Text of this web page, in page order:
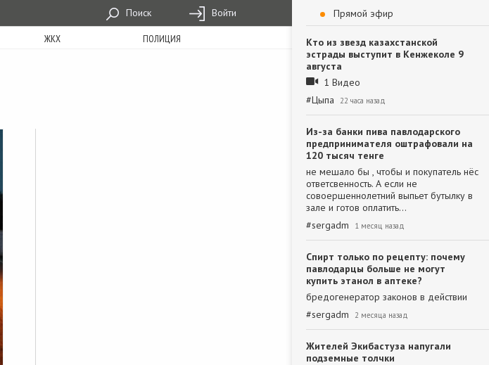
Поиск Войти
ЖКХ ПОЛИЦИЯ
Прямой эфир
Кто из звезд казахстанской
эстрады выступит в Кенжеколе 9
августа
1 Видео
#Цыпа 22 часа назад
Из-за банки пива павлодарского
предпринимателя оштрафовали на
120 тысяч тенге
не мешало бы , чтобы и покупатель нёс
ответсвенность. А если не
совоершеннолетний выпьет бутылку в
зале и готов оплатить…
#sergadm 1 месяц назад
Спирт только по рецепту: почему
павлодарцы больше не могут
купить этанол в аптеке?
бредогенератор законов в действии
#sergadm 2 месяца назад
Жителей Экибастуза напугали
подземные толчки